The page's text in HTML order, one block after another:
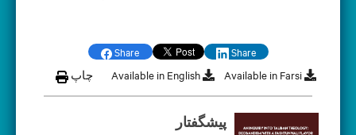
Share
Share
Available in English Available in Farsi
پیشگفتار